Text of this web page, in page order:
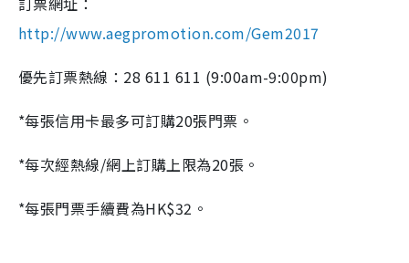
http://www.aegpromotion.com/Gem2017
優先訂票熱線：28 611 611 (9:00am-9:00pm)
*每張信用卡最多可訂購20張門票。
*每次經熱線/網上訂購上限為20張。
*每張門票手續費為HK$32。